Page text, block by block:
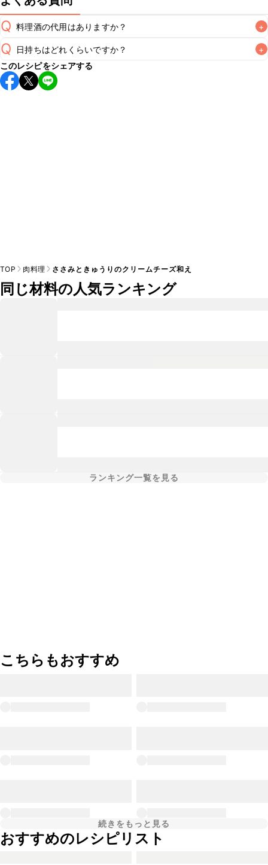
Q 料理酒の代用はありますか？ +
A
Q 日持ちはどれくらいですか？ +
保存期間は冷蔵で当日中が目安です。なるべくお早めにお召
し上がりください。
このレシピをシェアする
TOP 肉料理 ささみときゅうりのクリームチーズ和え
同じ材料の人気ランキング
ランキング一覧を見る
こちらもおすすめ
続きをもっと見る
おすすめのレシピリスト